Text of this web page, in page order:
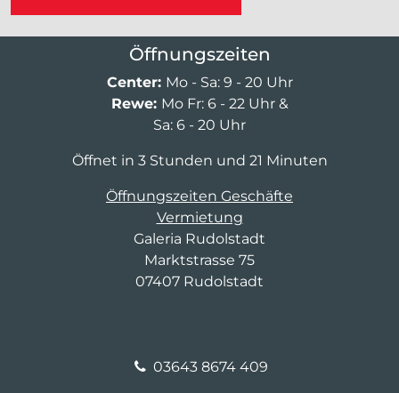
Öffnungszeiten
Center: Mo - Sa: 9 - 20 Uhr
Rewe: Mo Fr: 6 - 22 Uhr &
Sa: 6 - 20 Uhr
Öffnet in 3 Stunden und 21 Minuten
Öffnungszeiten Geschäfte
Vermietung
Galeria Rudolstadt
Marktstrasse 75
07407 Rudolstadt
03643 8674 409